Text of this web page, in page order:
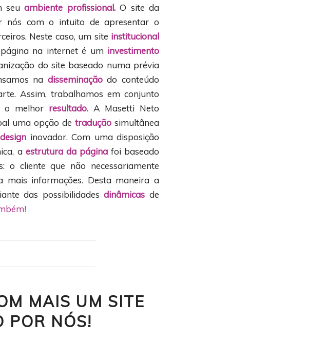
seuambiente profissional.O site da
nós com o intuito de apresentar o
Neste caso, um site institucional
na internet é um investimento
do site baseado numa prévia
na disseminaçãodo conteúdo
Assim, trabalhamos em conjunto
o melhor resultado.A Masetti Neto
uma opção de tradução simultânea
design inovador. Com uma disposição
a estrutura da páginafoi baseado
o cliente que não necessariamente
mais informações. Desta maneira a
das possibilidadesdinâmicas de
MAIS UM SITE
POR NÓS!